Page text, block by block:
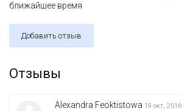
ближайшее время
Добавить отзыв
Отзывы
Alexandra Feoktistowa 19 окт, 2016